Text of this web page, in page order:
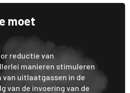
moet
reductie van
manieren stimuleren
uitlaatgassen in de
van de invoering van de